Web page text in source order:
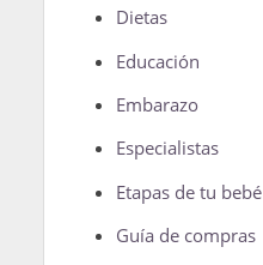
Dietas
Educación
Embarazo
Especialistas
Etapas de tu bebé
Guía de compras